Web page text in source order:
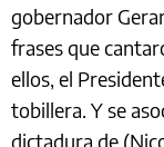
gobernador
frases que
ellos, el
tobillera. Y se
dictadura de